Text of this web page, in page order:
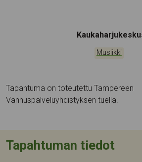
Kategoriat:
Musiikki
Tapahtuma on toteutettu Tampereen
Vanhuspalveluyhdistyksen tuella.
Tapahtuman tiedot